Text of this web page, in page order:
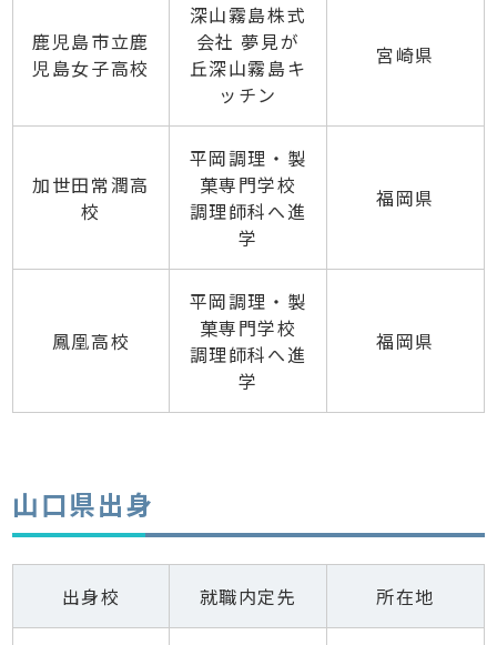
鹿児島市立鹿
児島女子高校
深山霧島株式
会社 夢見が
丘深山霧島キ
ッチン
宮崎県
加世田常潤高
校
平岡調理・製
菓専門学校
調理師科へ進
学
福岡県
鳳凰高校
平岡調理・製
菓専門学校
調理師科へ進
学
福岡県
山口県出身
出身校 就職内定先 所在地